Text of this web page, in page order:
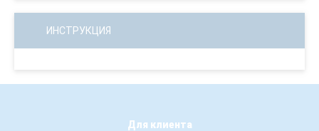
ИНСТРУКЦИЯ
Для клиента